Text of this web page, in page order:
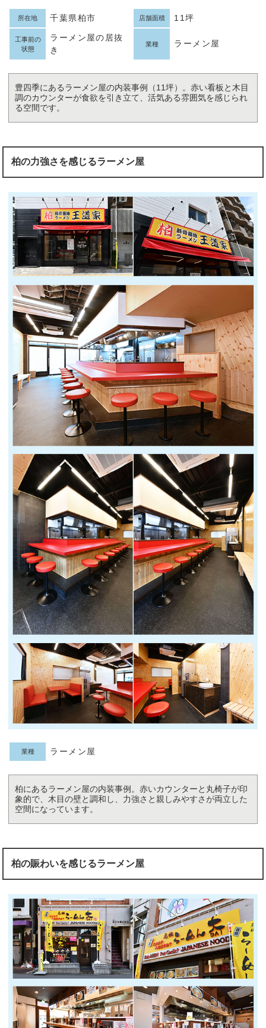
所在地 千葉県柏市 店舗面積 11坪
工事前の
状態
ラーメン屋の居抜
き
業種 ラーメン屋
豊四季にあるラーメン屋の内装事例（11坪）。赤い看板と木目
調のカウンターが食欲を引き立て、活気ある雰囲気を感じられ
る空間です。
柏の力強さを感じるラーメン屋
業種 ラーメン屋
柏にあるラーメン屋の内装事例。赤いカウンターと丸椅子が印
象的で、木目の壁と調和し、力強さと親しみやすさが両立した
空間になっています。
柏の賑わいを感じるラーメン屋